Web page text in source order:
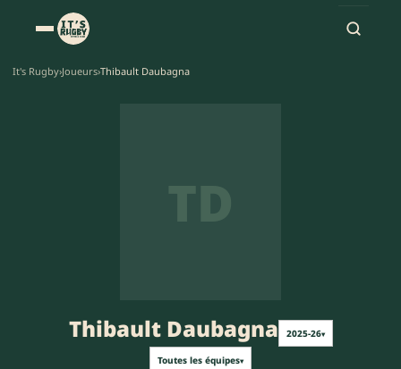
It's Rugby›Joueurs›Thibault Daubagna
TD
Thibault Daubagna 2025-26▾
Toutes les équipes▾